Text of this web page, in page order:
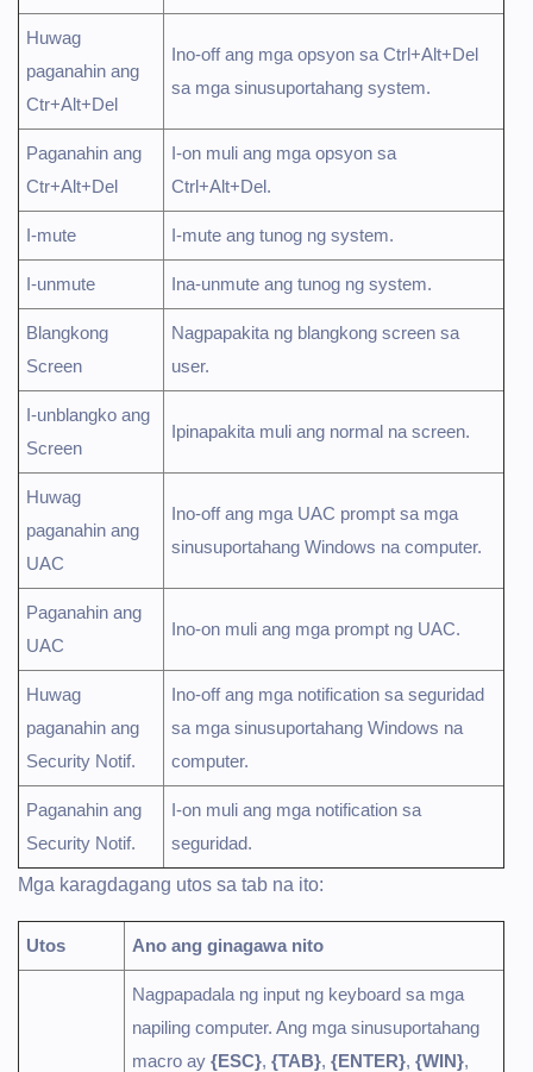
Huwag
paganahin ang
Ctr+Alt+Del
Ino-off ang mga opsyon sa Ctrl+Alt+Del
sa mga sinusuportahang system.
Paganahin ang
Ctr+Alt+Del
I-on muli ang mga opsyon sa
Ctrl+Alt+Del.
I-mute I-mute ang tunog ng system.
I-unmute Ina-unmute ang tunog ng system.
Blangkong
Screen
Nagpapakita ng blangkong screen sa
user.
I-unblangko ang
Screen
Ipinapakita muli ang normal na screen.
Huwag
paganahin ang
UAC
Ino-off ang mga UAC prompt sa mga
sinusuportahang Windows na computer.
Paganahin ang
UAC
Ino-on muli ang mga prompt ng UAC.
Huwag
paganahin ang
Security Notif.
Ino-off ang mga notification sa seguridad
sa mga sinusuportahang Windows na
computer.
Paganahin ang
Security Notif.
I-on muli ang mga notification sa
seguridad.
Mga karagdagang utos sa tab na ito:
Utos Ano ang ginagawa nito
Nagpapadala ng input ng keyboard sa mga
napiling computer. Ang mga sinusuportahang
macro ay {ESC}, {TAB}, {ENTER}, {WIN},